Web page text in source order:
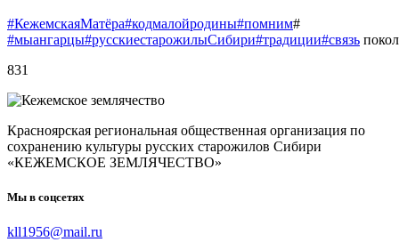
#КежемскаяМатёра#кодмалойродины#помним#
#мыангарцы#русскиестарожилыСибири#традиции#связь
831
Красноярская региональная общественная организация по
сохранению культуры русских старожилов Сибири
«КЕЖЕМСКОЕ ЗЕМЛЯЧЕСТВО»
Мы в соцсетях
kll1956@mail.ru